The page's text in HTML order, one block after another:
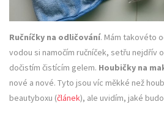
Ručníčky na odličování. Mám takovéto
vodou si namočím ručníček, setřu nejdřív
dočistím čistícím gelem. Houbičky na
nové a nové. Tyto jsou víc měkké než
beautyboxu (článek), ale uvidím, jaké